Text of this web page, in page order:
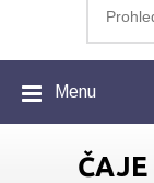
Menu